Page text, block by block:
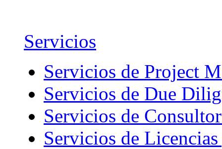
Servicios
Servicios de Project
Servicios de Due
Servicios de
Servicios de